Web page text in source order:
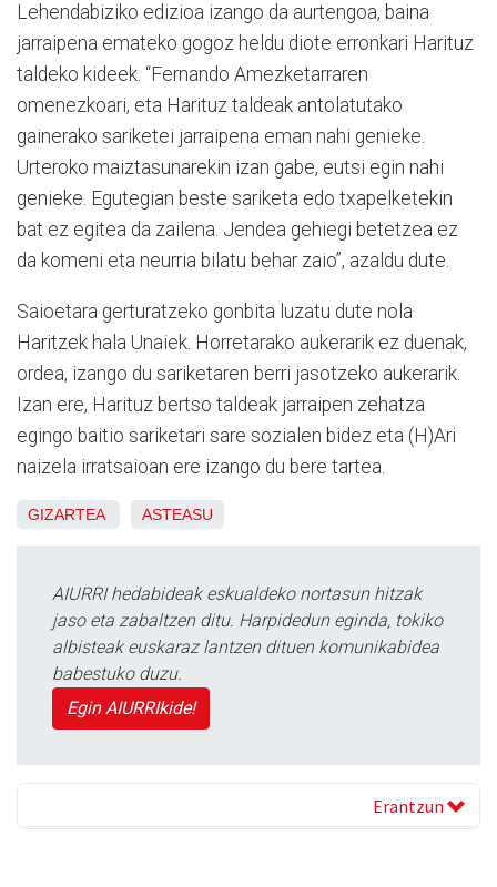
Lehendabiziko edizioa izango da aurtengoa, baina
jarraipena emateko gogoz heldu diote erronkari Harituz
taldeko kideek. “Fernando Amezketarraren
omenezkoari, eta Harituz taldeak antolatutako
gainerako sariketei jarraipena eman nahi genieke.
Urteroko maiztasunarekin izan gabe, eutsi egin nahi
genieke. Egutegian beste sariketa edo txapelketekin
bat ez egitea da zailena. Jendea gehiegi betetzea ez
da komeni eta neurria bilatu behar zaio”, azaldu dute.
Saioetara gerturatzeko gonbita luzatu dute nola
Haritzek hala Unaiek. Horretarako aukerarik ez duenak,
ordea, izango du sariketaren berri jasotzeko aukerarik.
Izan ere, Harituz bertso taldeak jarraipen zehatza
egingo baitio sariketari sare sozialen bidez eta (H)Ari
naizela irratsaioan ere izango du bere tartea.
GIZARTEA ASTEASU
AIURRI hedabideak eskualdeko nortasun hitzak
jaso eta zabaltzen ditu. Harpidedun eginda, tokiko
albisteak euskaraz lantzen dituen komunikabidea
babestuko duzu.
Egin AIURRIkide!
Erantzun